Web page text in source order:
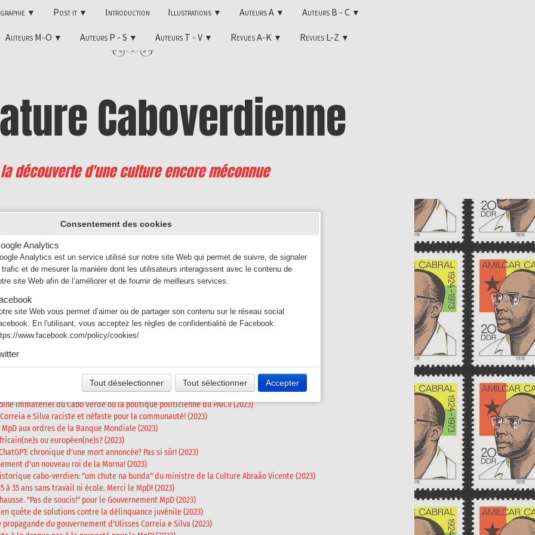
▼ Post it ▼ Introduction Illustrations ▼ Auteurs A ▼ Auteurs B - C ▼
Auteurs M-O ▼ Auteurs P - S ▼ Auteurs T - V ▼ Revues A-K ▼ Revues L-Z ▼
Caboverdienne
découverte d'une culture encore méconnue
Cabo Verde 2023
tuer la liberté de la presse caboverdienne? (2023)
les comiques sont de sortie (2023)
visite sur Santo Antão (2023)
et les politiciens affament le peuple! (2023) - (I)
et les politiciens affament le peuple! (2023) - (II)
un échec et mat annoncé (2023)
(2023)
de changer de leader? (2023)
publique et indépendante, vraiment? (2023)
culturel immatériel du Cabo Verde? (2023)
immatériel du Cabo Verde ou la politique politicienne du PAICV (2023)
e Silva raciste et néfaste pour la communauté! (2023)
aux ordres de la Banque Mondiale (2023)
ou européen(ne)s? (2023)
chronique d'une mort annoncée? Pas si sûr! (2023)
d'un nouveau roi de la Morna! (2023)
cabo-verdien: "um chute na bunda" du ministre de la Culture Abraão Vicente (2023)
à 35 ans sans travail ni école. Merci le MpD! (2023)
"Pas de soucis!" pour le Gouvernement MpD (2023)
quête de solutions contre la délinquance juvénile (2023)
propagande du gouvernement d'Ulisses Correia e Silva (2023)
Consentement des cookies
Analytics
Analytics est un service utilisé sur notre site Web qui permet de suivre, de signaler
trafic et de mesurer la manière dont les utilisateurs interagissent avec le contenu de
site Web afin de l’améliorer et de fournir de meilleurs services.
site Web vous permet d’aimer ou de partager son contenu sur le réseau social
En l'utilisant, vous acceptez les règles de confidentialité de Facebook:
www.facebook.com/policy/cookies/
tweets intégrés et les services de partage de Twitter sont utilisés sur notre site Web.
activant et utilisant ceux-ci, vous acceptez la politique de confidentialité de Twitter:
help.twitter.com/fr/rules-and-policies/twitter-cookies
Tout déselectionner Tout sélectionner Accepter